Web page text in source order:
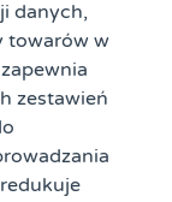
danych,
towarów w
zestawień